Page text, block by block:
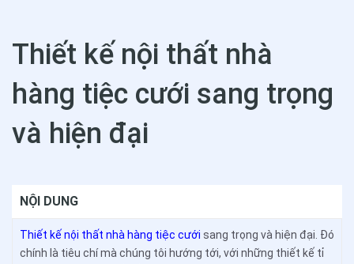
Thiết kế nội thất nhà
hàng tiệc cưới sang trọng
và hiện đại
NỘI DUNG
Thiết kế nội thất nhà hàng tiệc cưới sang trọng và hiện đại. Đó
chính là tiêu chí mà chúng tôi hướng tới, với những thiết kế tỉ